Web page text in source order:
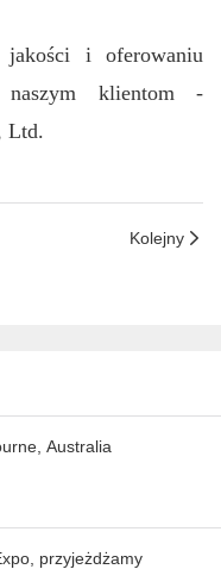
jakości i oferowaniu
naszym klientom -
Ltd.
Kolejny
Australia
przyjeżdżamy